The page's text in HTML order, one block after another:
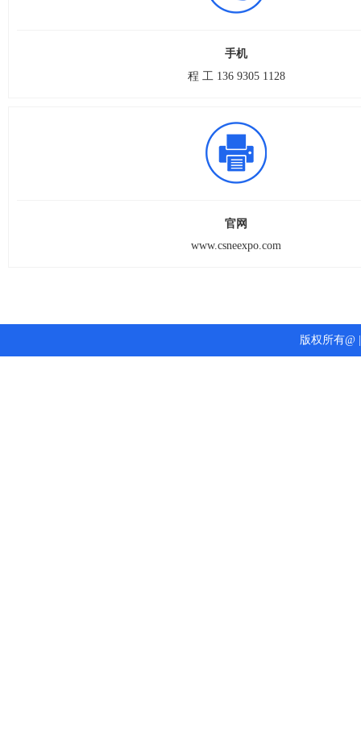
手机
程 工 136 9305 1128
官网
www.csneexpo.com
版权所有